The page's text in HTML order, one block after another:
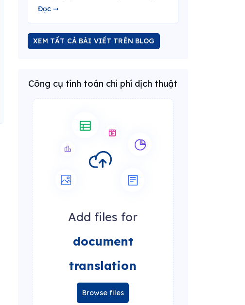
Đọc ➞
XEM TẤT CẢ BÀI VIẾT TRÊN BLOG
Công cụ tính toán chi phí dịch thuật
Add files for
document
translation
Browse files